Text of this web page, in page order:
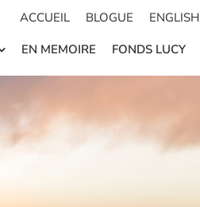
ACCUEIL BLOGUE
ENGLISH
EN MEMOIRE FONDS LUCY